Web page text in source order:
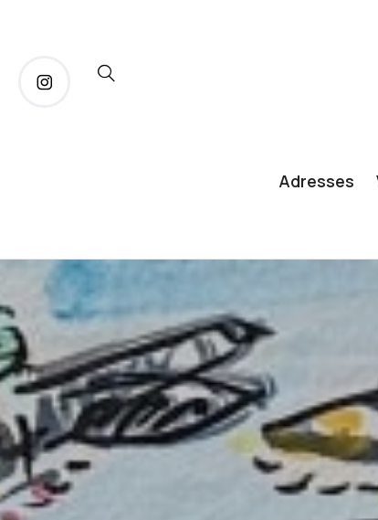
Adresses